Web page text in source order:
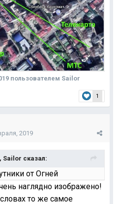
пользователем Sailor
1
2019
Sailor сказал:
от Огней
наглядно изображено!
то же самое